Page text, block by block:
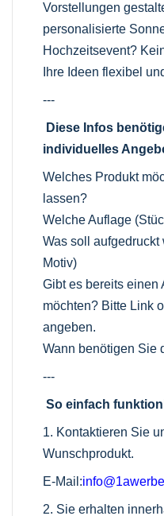
Vorstellungen
personalisierte
Hochzeitsevent?
Ihre Ideen flexibel
---
Diese Infos
individuelles
Welches Produkt
lassen?
Welche Auflage
Was soll aufgedruckt
Motiv)
Gibt es bereits einen
möchten? Bitte Link
angeben.
Wann benötigen Sie
---
So einfach
1. Kontaktieren Sie
Wunschprodukt.
E-Mail:
2. Sie erhalten